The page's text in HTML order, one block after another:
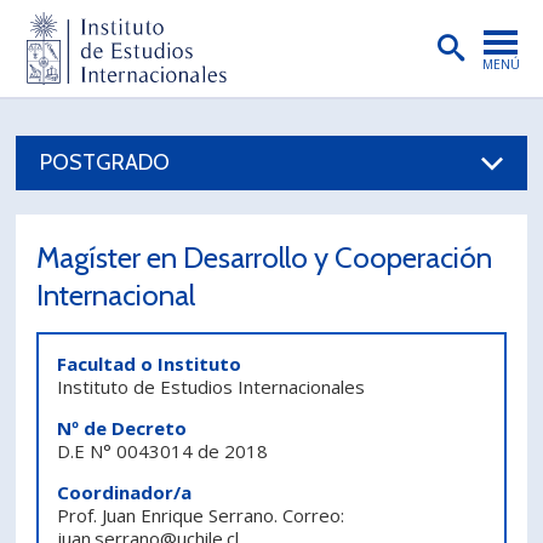
MENÚ
POSTGRADO
EXTENSIÓN
ENGLISH
POSTGRADO
Magíster en Desarrollo y Cooperación
Internacional
Facultad o Instituto
Instituto de Estudios Internacionales
Nº de Decreto
D.E N° 0043014 de 2018
Coordinador/a
Prof. Juan Enrique Serrano. Correo:
juan.serrano@uchile.cl